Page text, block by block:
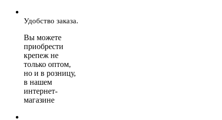
Удобство заказа.
Вы можете
приобрести
крепеж не
только оптом,
но и в розницу,
в нашем
интернет-
магазине